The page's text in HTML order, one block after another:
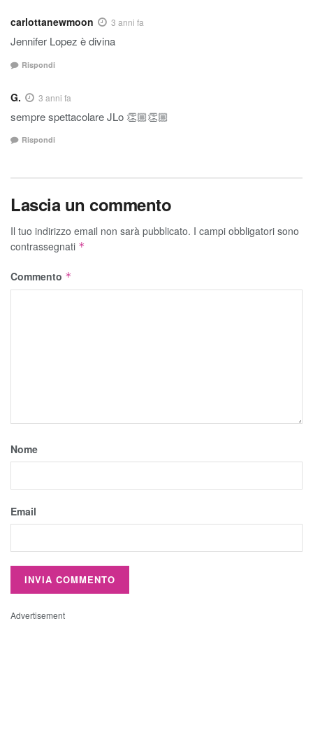
carlottanewmoon 3 anni fa
Jennifer Lopez è divina
Rispondi
G. 3 anni fa
sempre spettacolare JLo 👏🏼👏🏼
Rispondi
Lascia un commento
Il tuo indirizzo email non sarà pubblicato. I campi obbligatori sono
contrassegnati *
Commento *
Nome
Email
Advertisement